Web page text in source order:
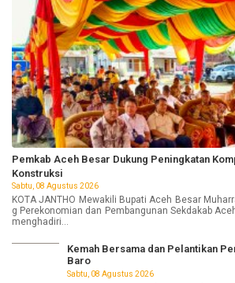
Pemkab Aceh Besar Dukung Peningkatan
Konstruksi
Sabtu, 08 Agustus 2026
KOTA JANTHO Mewakili Bupati Aceh Besar
g Perekonomian dan Pembangunan Sekdakab
menghadiri...
Kemah Bersama dan Pelantikan
Baro
Sabtu, 08 Agustus 2026